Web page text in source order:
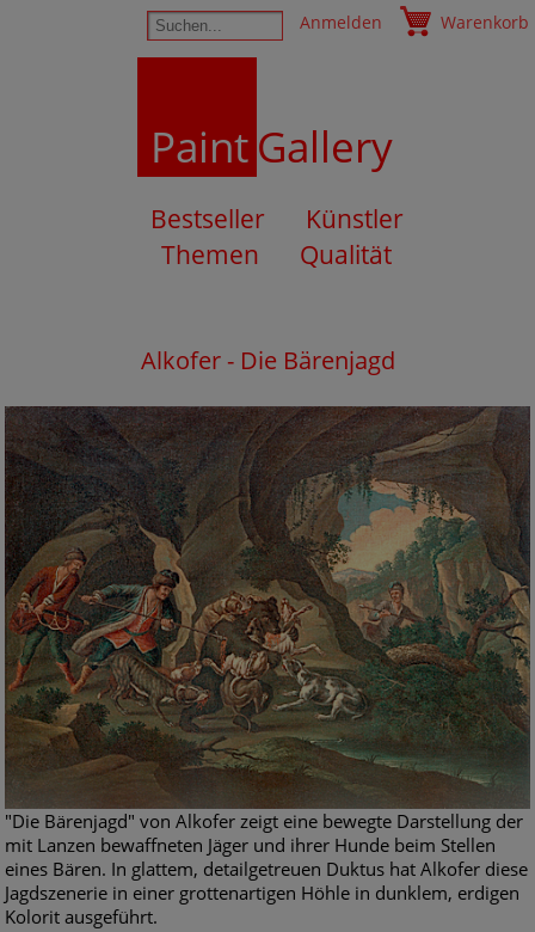
Anmelden Warenkorb
PaintGallery
Bestseller
Künstler
Themen
Qualität
Alkofer - Die Bärenjagd
"Die Bärenjagd" von Alkofer zeigt eine bewegte Darstellung der
mit Lanzen bewaffneten Jäger und ihrer Hunde beim Stellen
eines Bären. In glattem, detailgetreuen Duktus hat Alkofer diese
Jagdszenerie in einer grottenartigen Höhle in dunklem, erdigen
Kolorit ausgeführt.